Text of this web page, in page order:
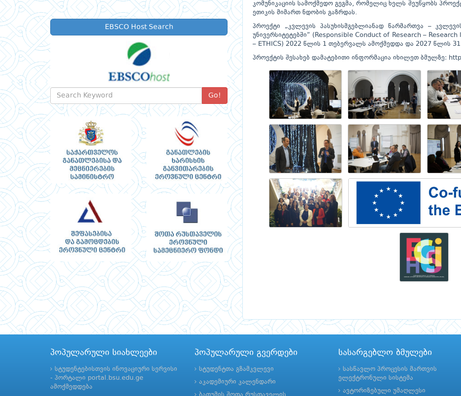
EBSCO Host Search
Go!
კომუნიკაციის სამოქმედო გეგმა, რომელიც ხელს შეუწყობს
ეთიკის მიმართ ნდობის გაზრდას.
პროექტი „კვლევის პასუხისმგებლიანად წარმართვა –
უნივერსიტეტებში“ (Responsible Conduct of Research –
– ETHICS) 2022 წლის 1 თებერვალს ამოქმედდა და 2027 წლის
პროექტის შესახებ დამატებითი ინფორმაცია იხილეთ ბმულზე:
პოპულარული სიახლეები
სტუდენტებისთვის ინოვაციური სერვისი
- პორტალი portal.bsu.edu.ge
ამოქმედდება
პოპულარული გვერდები
სტუდენტთა გზამკვლევი
აკადემიური კალენდარი
სასარგებლო ბმულები
სასწავლო პროცესის მართვის
ელექტრონული სისტემა
ავტორიზებული უმაღლესი